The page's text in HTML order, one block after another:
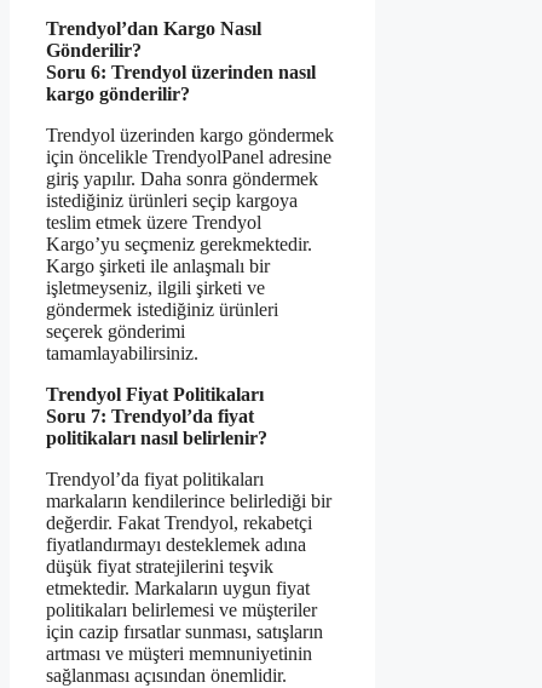
Trendyol’dan Kargo Nasıl
Gönderilir?
Soru 6: Trendyol üzerinden nasıl
kargo gönderilir?
Trendyol üzerinden kargo göndermek
için öncelikle TrendyolPanel adresine
giriş yapılır. Daha sonra göndermek
istediğiniz ürünleri seçip kargoya
teslim etmek üzere Trendyol
Kargo’yu seçmeniz gerekmektedir.
Kargo şirketi ile anlaşmalı bir
işletmeyseniz, ilgili şirketi ve
göndermek istediğiniz ürünleri
seçerek gönderimi
tamamlayabilirsiniz.
Trendyol Fiyat Politikaları
Soru 7: Trendyol’da fiyat
politikaları nasıl belirlenir?
Trendyol’da fiyat politikaları
markaların kendilerince belirlediği bir
değerdir. Fakat Trendyol, rekabetçi
fiyatlandırmayı desteklemek adına
düşük fiyat stratejilerini teşvik
etmektedir. Markaların uygun fiyat
politikaları belirlemesi ve müşteriler
için cazip fırsatlar sunması, satışların
artması ve müşteri memnuniyetinin
sağlanması açısından önemlidir.